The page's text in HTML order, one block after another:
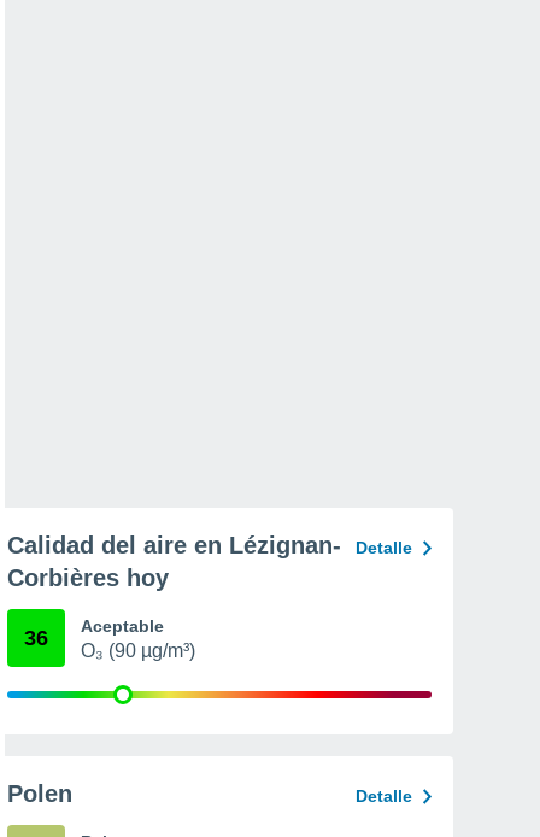
Calidad del aire en Lézignan-
Corbières hoy
Detalle
36 Aceptable
O₃ (90 µg/m³)
Polen Detalle